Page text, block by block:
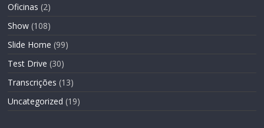
Oficinas (2)
Show (108)
Slide Home (99)
Test Drive (30)
Transcrições (13)
Uncategorized (19)